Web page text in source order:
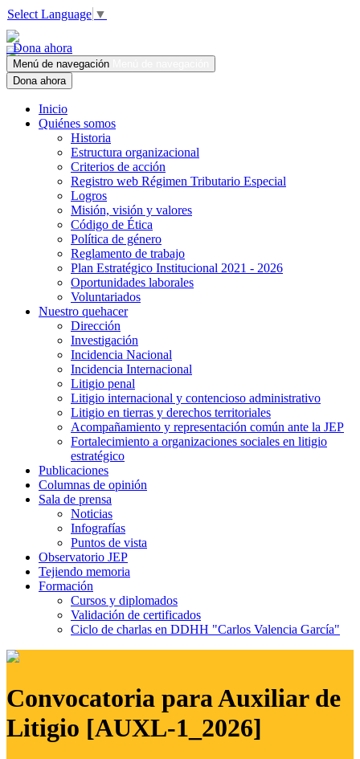
Select Language ▼
Dona ahora
Menú de navegación
Dona ahora
Inicio
Quiénes somos
Historia
Estructura organizacional
Criterios de acción
Registro web Régimen Tributario Especial
Logros
Misión, visión y valores
Código de Ética
Política de género
Reglamento de trabajo
Plan Estratégico Institucional 2021 - 2026
Oportunidades laborales
Voluntariados
Nuestro quehacer
Dirección
Investigación
Incidencia Nacional
Incidencia Internacional
Litigio penal
Litigio internacional y contencioso administrativo
Litigio en tierras y derechos territoriales
Acompañamiento y representación común ante la JEP
Fortalecimiento a organizaciones sociales en litigio
estratégico
Publicaciones
Columnas de opinión
Sala de prensa
Noticias
Infografías
Puntos de vista
Observatorio JEP
Tejiendo memoria
Formación
Cursos y diplomados
Validación de certificados
Ciclo de charlas en DDHH "Carlos Valencia García"
Convocatoria para Auxiliar de
Litigio [AUXL-1_2026]